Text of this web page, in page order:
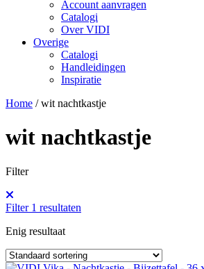
Account aanvragen
Catalogi
Over VIDI
Overige
Catalogi
Handleidingen
Inspiratie
Home /wit nachtkastje
wit nachtkastje
Filter
Filter 1 resultaten
Enig resultaat